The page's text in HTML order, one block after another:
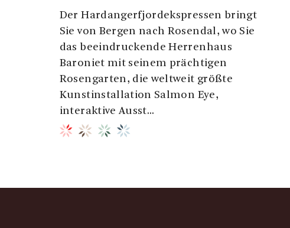
Der Hardangerfjordekspressen bringt
Sie von Bergen nach Rosendal, wo Sie
das beeindruckende Herrenhaus
Baroniet mit seinem prächtigen
Rosengarten, die weltweit größte
Kunstinstallation Salmon Eye,
interaktive Ausst...